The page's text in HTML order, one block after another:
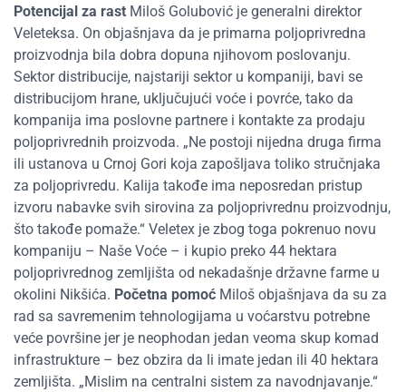
Potencijal za rast Miloš Golubović je generalni direktor
Veleteksa. On objašnjava da je primarna poljoprivredna
proizvodnja bila dobra dopuna njihovom poslovanju.
Sektor distribucije, najstariji sektor u kompaniji, bavi se
distribucijom hrane, uključujući voće i povrće, tako da
kompanija ima poslovne partnere i kontakte za prodaju
poljoprivrednih proizvoda. „Ne postoji nijedna druga firma
ili ustanova u Crnoj Gori koja zapošljava toliko stručnjaka
za poljoprivredu. Kalija takođe ima neposredan pristup
izvoru nabavke svih sirovina za poljoprivrednu proizvodnju,
što takođe pomaže.“ Veletex je zbog toga pokrenuo novu
kompaniju – Naše Voće – i kupio preko 44 hektara
poljoprivrednog zemljišta od nekadašnje državne farme u
okolini Nikšića. Početna pomoć Miloš objašnjava da su za
rad sa savremenim tehnologijama u voćarstvu potrebne
veće površine jer je neophodan jedan veoma skup komad
infrastrukture – bez obzira da li imate jedan ili 40 hektara
zemljišta. „Mislim na centralni sistem za navodnjavanje.“